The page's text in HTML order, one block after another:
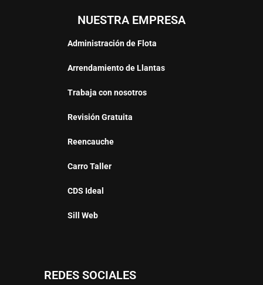
NUESTRA EMPRESA
Administración de Flota
Arrendamiento de Llantas
Trabaja con nosotros
Revisión Gratuita
Reencauche
Carro Taller
CDS Ideal
Sill Web
REDES SOCIALES